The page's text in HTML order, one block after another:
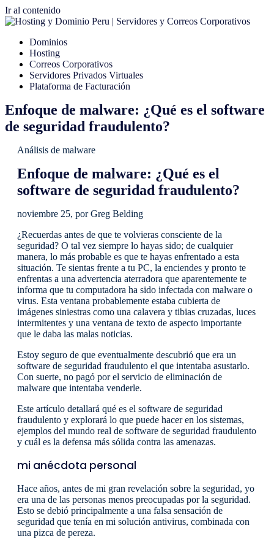
Ir al contenido
Dominios
Hosting
Correos Corporativos
Servidores Privados Virtuales
Plataforma de Facturación
Enfoque de malware: ¿Qué es el software
de seguridad fraudulento?
Análisis de malware
Enfoque de malware: ¿Qué es el
software de seguridad fraudulento?
noviembre 25, por Greg Belding
¿Recuerdas antes de que te volvieras consciente de la
seguridad? O tal vez siempre lo hayas sido; de cualquier
manera, lo más probable es que te hayas enfrentado a esta
situación. Te sientas frente a tu PC, la enciendes y pronto te
enfrentas a una advertencia aterradora que aparentemente te
informa que tu computadora ha sido infectada con malware o
virus. Esta ventana probablemente estaba cubierta de
imágenes siniestras como una calavera y tibias cruzadas, luces
intermitentes y una ventana de texto de aspecto importante
que le daba las malas noticias.
Estoy seguro de que eventualmente descubrió que era un
software de seguridad fraudulento el que intentaba asustarlo.
Con suerte, no pagó por el servicio de eliminación de
malware que intentaba venderle.
Este artículo detallará qué es el software de seguridad
fraudulento y explorará lo que puede hacer en los sistemas,
ejemplos del mundo real de software de seguridad fraudulento
y cuál es la defensa más sólida contra las amenazas.
mi anécdota personal
Hace años, antes de mi gran revelación sobre la seguridad, yo
era una de las personas menos preocupadas por la seguridad.
Esto se debió principalmente a una falsa sensación de
seguridad que tenía en mi solución antivirus, combinada con
una pizca de pereza.